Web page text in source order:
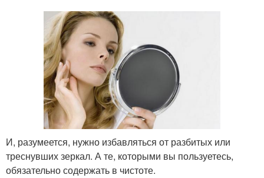
И, разумеется, нужно избавляться от разбитых или
треснувших зеркал. А те, которыми вы пользуетесь,
обязательно содержать в чистоте.